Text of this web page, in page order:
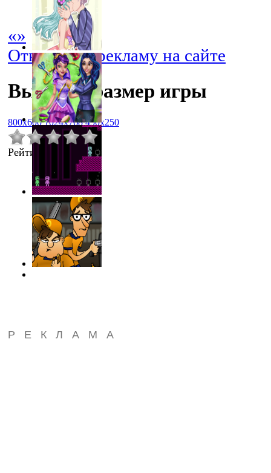
«»
Отключить рекламу на сайте
Выбрать размер игры
800x600 1024x768 450x250
Рейтинг
РЕКЛАМА